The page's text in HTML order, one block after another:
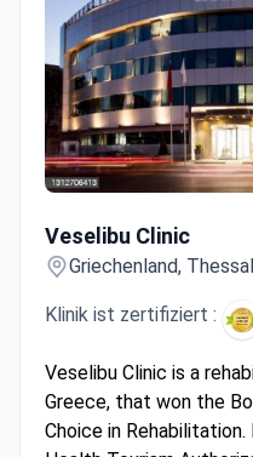
Veselibu Clinic
Griechenland,
Klinik ist zertifiziert :
Veselibu Clinic is a
Greece, that won the
Choice in